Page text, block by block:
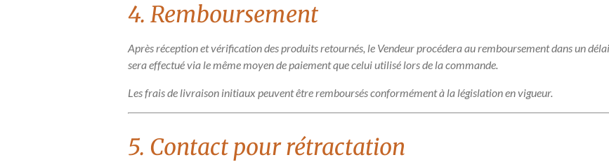
4. Remboursement
Après réception et vérification des produits retournés, le Vendeur procédera au remboursement dans un
sera effectué via le même moyen de paiement que celui utilisé lors de la commande.
Les frais de livraison initiaux peuvent être remboursés conformément à la législation en vigueur.
5. Contact pour rétractation